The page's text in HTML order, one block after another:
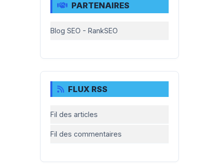
PARTENAIRES
Blog SEO - RankSEO
FLUX RSS
Fil des articles
Fil des commentaires